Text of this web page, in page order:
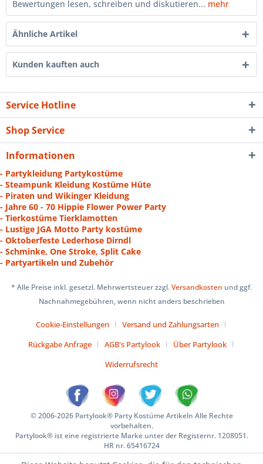
Bewertungen lesen, schreiben und diskutieren... mehr
Ähnliche Artikel
Kunden kauften auch
Service Hotline
Shop Service
Informationen
- Partykleidung Partykostüme
- Steampunk Kleidung Kostüme Hüte
- Piraten und Wikinger Kleidung
- Jahre 60 - 70 Hippie Flower Power Party
- Tierkostüme Tierklamotten
- Lustige JGA Motto Party kostüme
- Oktoberfeste Lederhose Dirndl
- Schminke, One Stroke, Split Cake
- Partyartikeln und Zubehör
* Alle Preise inkl. gesetzl. Mehrwertsteuer zzgl.Versandkosten und ggf.
Nachnahmegebühren, wenn nicht anders beschrieben
Cookie-Einstellungen
Versand und Zahlungsarten
Rückgabe Anfrage
AGB's Partylook
Über Partylook
Widerrufsrecht
© 2006-2026 Partylook® Party Kostüme Artikeln Alle Rechte
vorbehalten.
Partylook® ist eine registrierte Marke unter der Registernr. 1208051.
HR nr. 65416724